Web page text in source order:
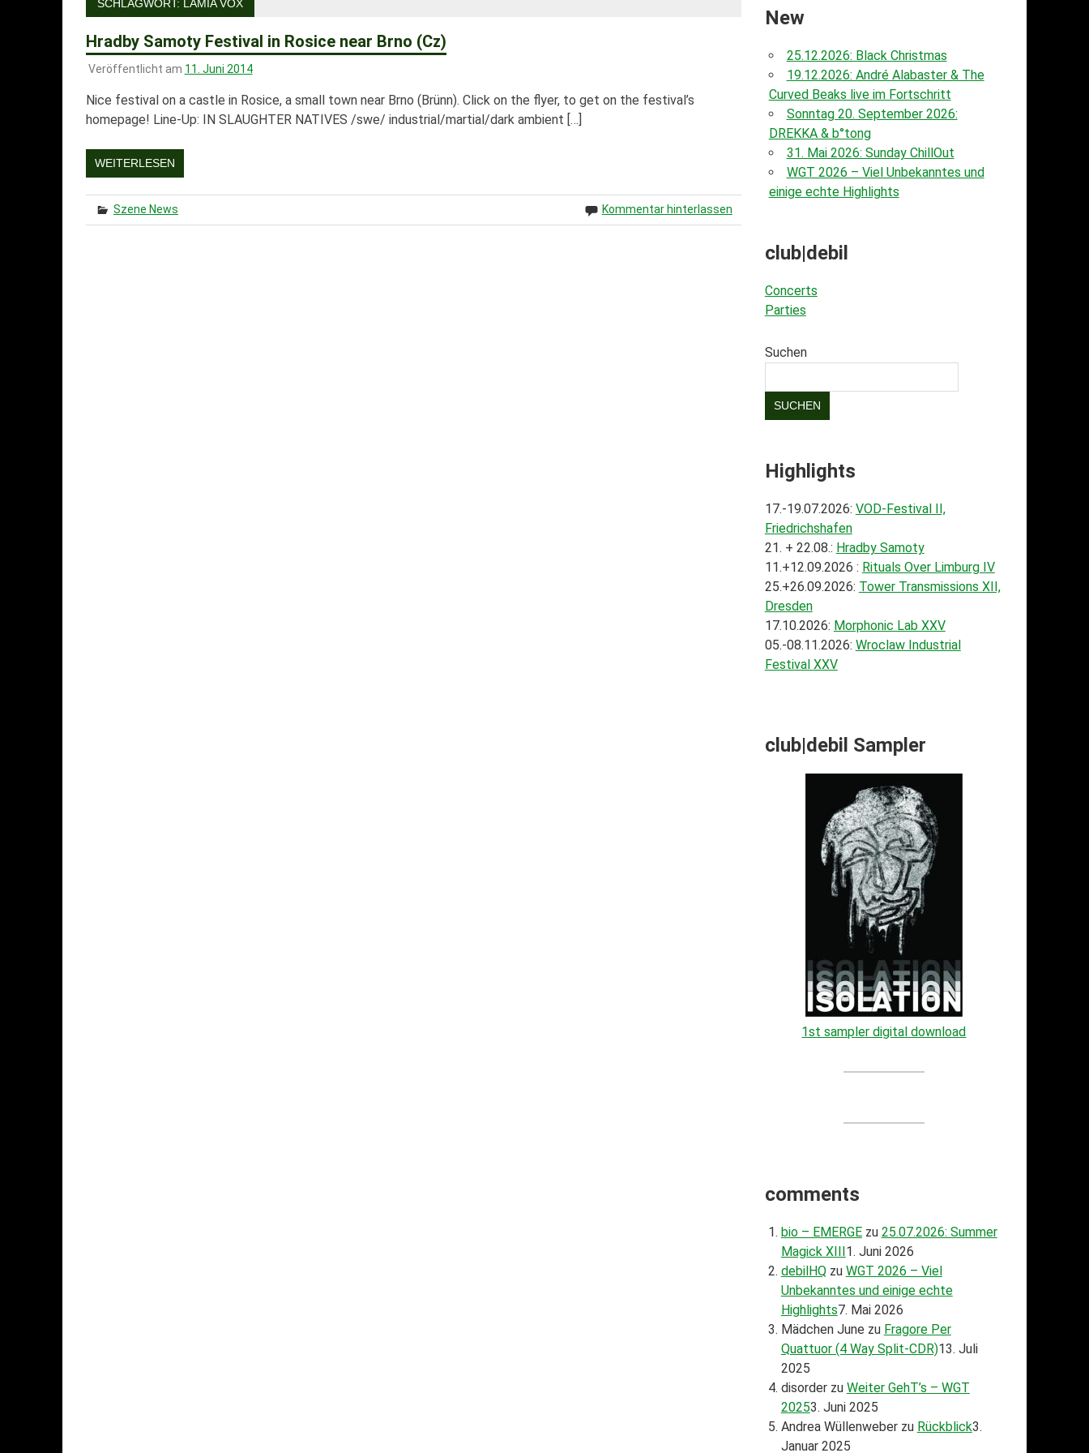
SCHLAGWORT: LAMIA VOX
Hradby Samoty Festival in Rosice near Brno (Cz)
Veröffentlicht am 11. Juni 2014
Nice festival on a castle in Rosice, a small town near Brno (Brünn). Click on the flyer, to get on the festival’s
homepage! Line-Up: IN SLAUGHTER NATIVES /swe/ industrial/martial/dark ambient […]
WEITERLESEN
Szene News Kommentar hinterlassen
New
25.12.2026: Black Christmas
19.12.2026: André Alabaster & The
Curved Beaks live im Fortschritt
Sonntag 20. September 2026:
DREKKA & b°tong
31. Mai 2026: Sunday ChillOut
WGT 2026 – Viel Unbekanntes und
einige echte Highlights
club|debil
Concerts
Parties
Suchen
SUCHEN
Highlights
17.-19.07.2026: VOD-Festival II,
Friedrichshafen
21. + 22.08.: Hradby Samoty
11.+12.09.2026 : Rituals Over Limburg IV
25.+26.09.2026: Tower Transmissions XII,
Dresden
17.10.2026: Morphonic Lab XXV
05.-08.11.2026: Wroclaw Industrial
Festival XXV
club|debil Sampler
1st sampler digital download
comments
bio – EMERGEzu 25.07.2026: Summer
Magick XIII1. Juni 2026
debilHQzu WGT 2026 – Viel
Unbekanntes und einige echte
Highlights7. Mai 2026
Mädchen June zu Fragore Per
Quattuor (4 Way Split-CDR)13. Juli
2025
disorderzu Weiter GehT’s – WGT
20253. Juni 2025
Andrea Wüllenweberzu Rückblick3.
Januar 2025